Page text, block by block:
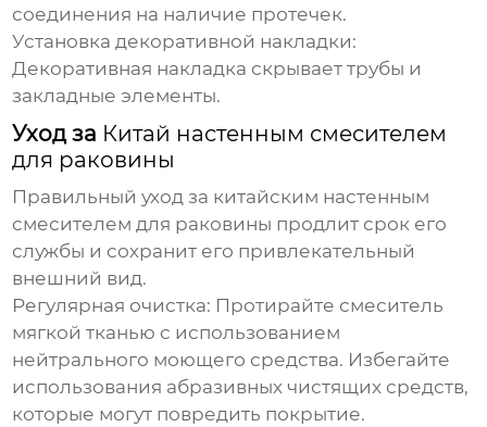
соединения на наличие протечек.
Установка декоративной накладки:
Декоративная накладка скрывает трубы и
закладные элементы.
Уход за Китай настенным смесителем
для раковины
Правильный уход за китайским настенным
смесителем для раковины продлит срок его
службы и сохранит его привлекательный
внешний вид.
Регулярная очистка: Протирайте смеситель
мягкой тканью с использованием
нейтрального моющего средства. Избегайте
использования абразивных чистящих средств,
которые могут повредить покрытие.